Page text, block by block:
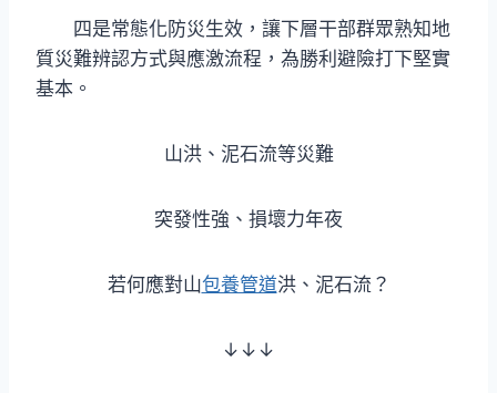
四是常態化防災生效，讓下層干部群眾熟知地
質災難辨認方式與應激流程，為勝利避險打下堅實
基本。
山洪、泥石流等災難
突發性強、損壞力年夜
若何應對山包養管道洪、泥石流？
↓↓↓